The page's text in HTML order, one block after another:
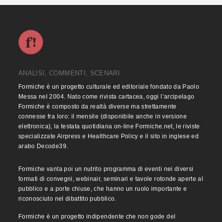
ANALISI, COMMENTI, SCENARI
Formiche è un progetto culturale ed editoriale fondato da Paolo
Messa nel 2004. Nato come rivista cartacea, oggi l’arcipelago
Formiche è composto da realtà diverse ma strettamente
connesse fra loro: il mensile (disponibile anche in versione
elettronica), la testata quotidiana on-line Formiche.net, le riviste
specializzate Airpress e Healthcare Policy e il sito in inglese ed
arabo Decode39.
Formiche vanta poi un nutrito programma di eventi nei diversi
formati di convegni, webinair, seminari e tavole rotonde aperte al
pubblico e a porte chiuse, che hanno un ruolo importante e
riconosciuto nel dibattito pubblico.
Formiche è un progetto indipendente che non gode del